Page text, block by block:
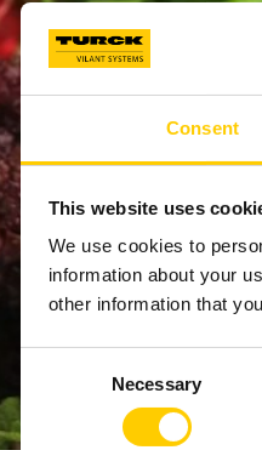
Consent
This website uses
We use cookies to
information about your
other information that
Necessary